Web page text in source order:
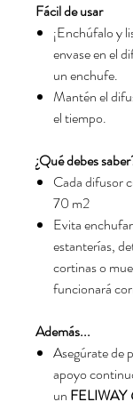
Fácil de usar
¡Enchúfalo y
envase en el
un enchufe.
Mantén el
el tiempo.
¿Qué debes
Cada difusor
70 m2
Evita
estanterías,
cortinas o
funcionará
Además...
Asegúrate de
apoyo
un FELIWAY